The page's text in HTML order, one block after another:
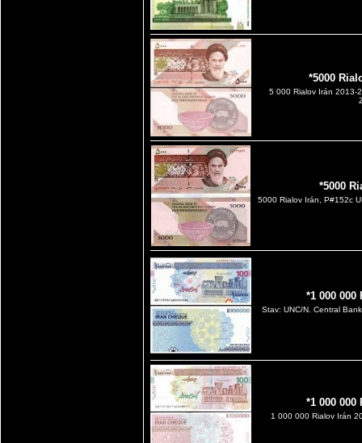
*5000
5 000 Rialov Irán 2013-
*5000
5000 Rialov Irán, P#152c
*1 000 000
Stav: UNC/N. Central
*1 000 000
1 000 000 Rialov Irán